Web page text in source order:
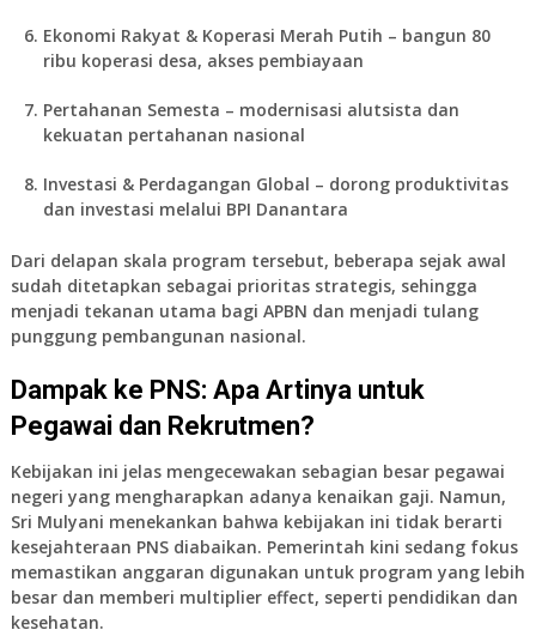
Ekonomi Rakyat & Koperasi Merah Putih – bangun 80
ribu koperasi desa, akses pembiayaan
Pertahanan Semesta – modernisasi alutsista dan
kekuatan pertahanan nasional
Investasi & Perdagangan Global – dorong produktivitas
dan investasi melalui BPI Danantara
Dari delapan skala program tersebut, beberapa sejak awal
sudah ditetapkan sebagai prioritas strategis, sehingga
menjadi tekanan utama bagi APBN dan menjadi tulang
punggung pembangunan nasional.
Dampak ke PNS: Apa Artinya untuk
Pegawai dan Rekrutmen?
Kebijakan ini jelas mengecewakan sebagian besar pegawai
negeri yang mengharapkan adanya kenaikan gaji. Namun,
Sri Mulyani menekankan bahwa kebijakan ini tidak berarti
kesejahteraan PNS diabaikan. Pemerintah kini sedang fokus
memastikan anggaran digunakan untuk program yang lebih
besar dan memberi multiplier effect, seperti pendidikan dan
kesehatan.